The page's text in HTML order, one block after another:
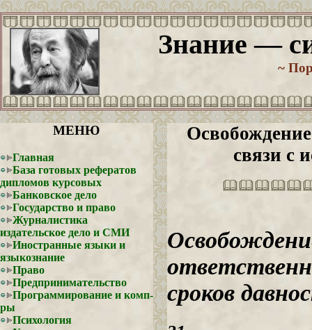
Знание —
~
МЕНЮ
Главная
База готовых рефератов
дипломов курсовых
Банковское дело
Государство и право
Журналистика
издательское дело и СМИ
Иностранные языки и
языкознание
Право
Предпринимательство
Программирование и комп-
ры
Психология
связи с
сроков